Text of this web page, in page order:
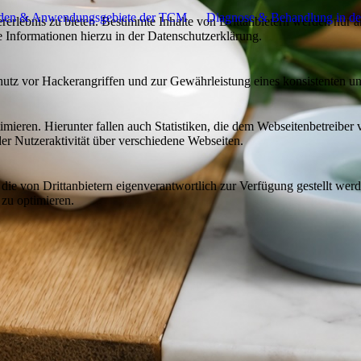
& Anwendungsgebiete der TCM Diagnose & Behandlung in
zu bieten. Bestimmte Inhalte von Drittanbietern werden nur
hierzu in der Datenschutzerklärung.
vor Hackerangriffen und zur Gewährleistung eines konsistenten
Hierunter fallen auch Statistiken, die dem
Nutzeraktivität über verschiedene Webseiten.
von Drittanbietern eigenverantwortlich zur Verfügung gestellt
optimieren.